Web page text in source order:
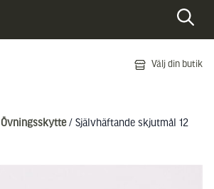
Välj din butik
Övningsskytte/ Självhäftande skjutmål 12